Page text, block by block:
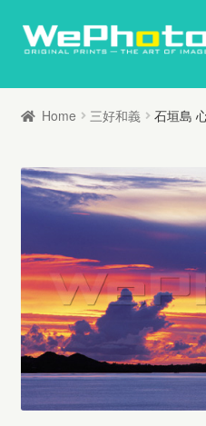
ナ
ゲ
ー
ョ
ス
キ
ッ
プ
コ
テ
ン
へ
ッ
プ
ホーム
お知らせ
写真家列伝
オリジナルプリントとは
Home 三好和義 石垣島